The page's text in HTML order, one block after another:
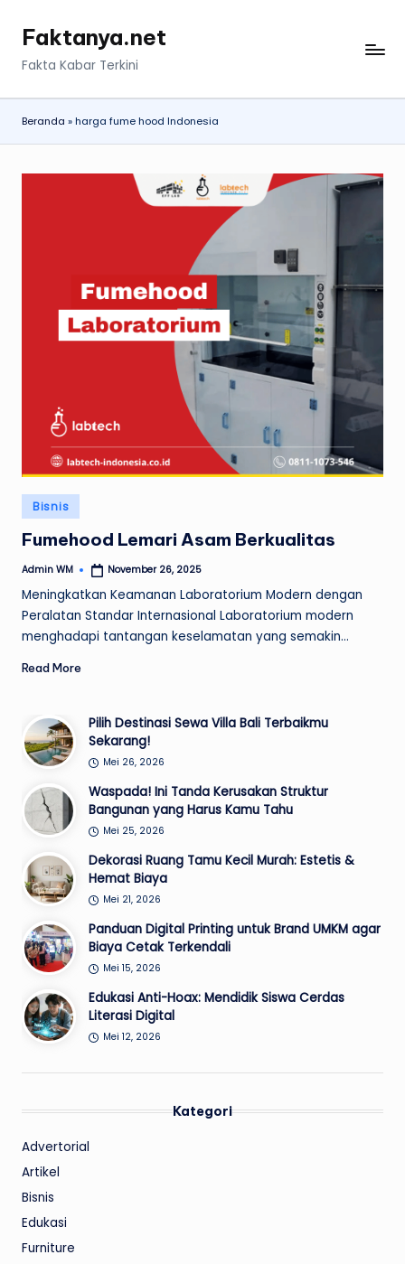
Faktanya.net
Fakta Kabar Terkini
Beranda »harga fume hood Indonesia
Posted
in
Bisnis
Fumehood Lemari Asam Berkualitas
Posted
Admin WM November 26, 2025
Meningkatkan Keamanan Laboratorium Modern dengan
Peralatan Standar Internasional Laboratorium modern
menghadapi tantangan keselamatan yang semakin…
Read More
Pilih Destinasi Sewa Villa Bali Terbaikmu
Sekarang!
Mei 26, 2026
Waspada! Ini Tanda Kerusakan Struktur
Bangunan yang Harus Kamu Tahu
Mei 25, 2026
Dekorasi Ruang Tamu Kecil Murah: Estetis &
Hemat Biaya
Mei 21, 2026
Panduan Digital Printing untuk Brand UMKM agar
Biaya Cetak Terkendali
Mei 15, 2026
Edukasi Anti-Hoax: Mendidik Siswa Cerdas
Literasi Digital
Mei 12, 2026
Kategori
Advertorial
Artikel
Bisnis
Edukasi
Furniture